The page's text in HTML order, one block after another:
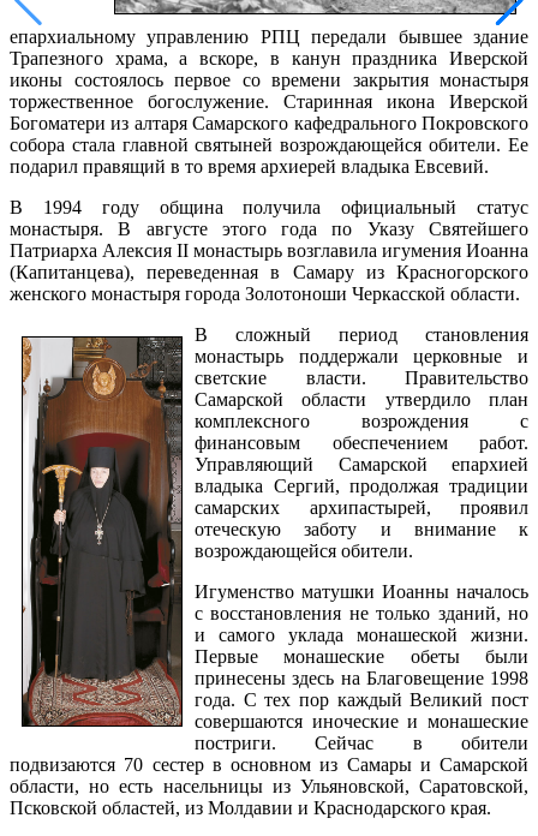
епархиальному управлению РПЦ передали бывшее здание
Трапезного храма, а вскоре, в канун праздника Иверской
иконы состоялось первое со времени закрытия монастыря
торжественное богослужение. Старинная икона Иверской
Богоматери из алтаря Самарского кафедрального Покровского
собора стала главной святыней возрождающейся обители. Ее
подарил правящий в то время архиерей владыка Евсевий.
В 1994 году община получила официальный статус
монастыря. В августе этого года по Указу Святейшего
Патриарха Алексия II монастырь возглавила игумения Иоанна
(Капитанцева), переведенная в Самару из Красногорского
женского монастыря города Золотоноши Черкасской области.
В сложный период становления
монастырь поддержали церковные и
светские власти. Правительство
Самарской области утвердило план
комплексного возрождения с
финансовым обеспечением работ.
Управляющий Самарской епархией
владыка Сергий, продолжая традиции
самарских архипастырей, проявил
отеческую заботу и внимание к
возрождающейся обители.
Игуменство матушки Иоанны началось
с восстановления не только зданий, но
и самого уклада монашеской жизни.
Первые монашеские обеты были
принесены здесь на Благовещение 1998
года. С тех пор каждый Великий пост
совершаются иноческие и монашеские
постриги. Сейчас в обители
подвизаются 70 сестер в основном из Самары и Самарской
области, но есть насельницы из Ульяновской, Саратовской,
Псковской областей, из Молдавии и Краснодарского края.